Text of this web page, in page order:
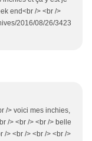
end<br /> <br />
2016/08/26/3423
/> voici mes inchies,
/> <br /> <br /> belle
/> <br /> <br /> <br />